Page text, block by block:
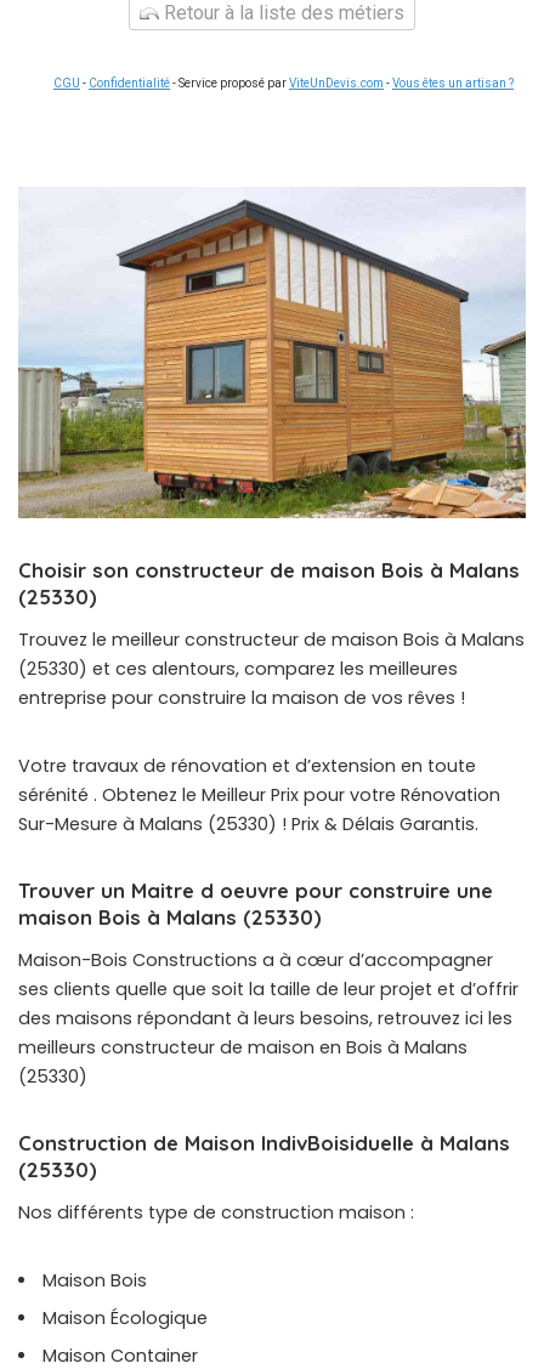
Retour à la liste des métiers
CGU - Confidentialité- Service proposé parViteUnDevis.com -Vous êtes un artisan ?
Choisir son constructeur de maison Bois à Malans
(25330)
Trouvez le meilleur constructeur de maison Bois à Malans
(25330) et ces alentours, comparez les meilleures
entreprise pour construire la maison de vos rêves !
Votre travaux de rénovation et d’extension en toute
sérénité . Obtenez le Meilleur Prix pour votre Rénovation
Sur-Mesure à Malans (25330) ! Prix & Délais Garantis.
Trouver un Maitre d oeuvre pour construire une
maison Bois à Malans (25330)
Maison-Bois Constructions a à cœur d’accompagner
ses clients quelle que soit la taille de leur projet et d’offrir
des maisons répondant à leurs besoins, retrouvez ici les
meilleurs constructeur de maison en Bois à Malans
(25330)
Construction de Maison IndivBoisiduelle à Malans
(25330)
Nos différents type de construction maison :
Maison Bois
Maison Écologique
Maison Container